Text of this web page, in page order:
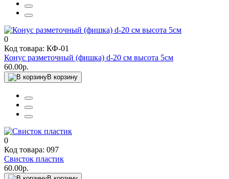
0
Код товара: КФ-01
Конус разметочный (фишка) d-20 см высота 5см
60.00р.
В корзину
0
Код товара: 097
Свисток пластик
60.00р.